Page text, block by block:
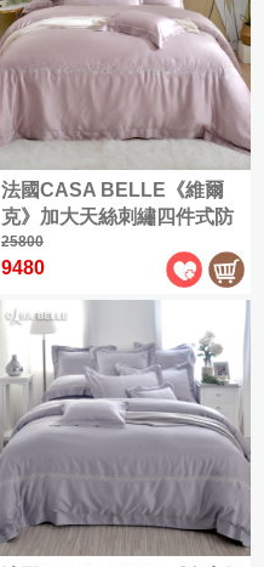
法國CASA BELLE《維爾
克》加大天絲刺繡四件式防
蹣抗菌吸濕排汗兩用被床包
組(共三色)
25800
9480